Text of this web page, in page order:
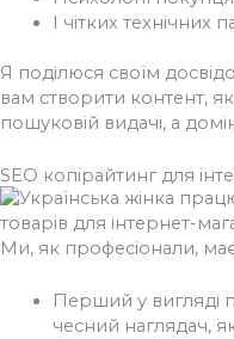
І чітких технічних
Я поділюся своїм
вам створити контент,
пошуковій видачі, а
SEO копірайтинг для
Ми, як професіонали,
Перший у вигляді
чесний наглядач,